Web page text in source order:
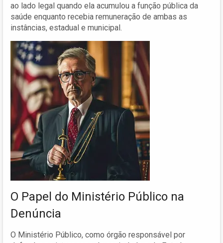
ao lado legal quando ela acumulou a função pública da
saúde enquanto recebia remuneração de ambas as
instâncias, estadual e municipal.
O Papel do Ministério Público na
Denúncia
O Ministério Público, como órgão responsável por